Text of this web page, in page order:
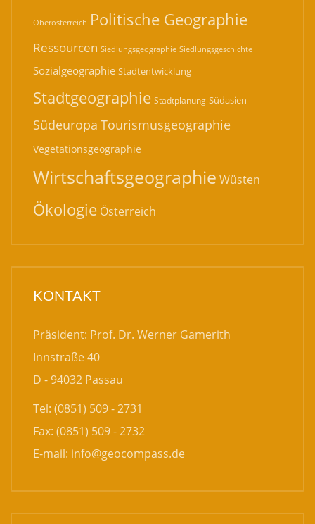
Oberösterreich Politische Geographie
Ressourcen Siedlungsgeographie Siedlungsgeschichte
Sozialgeographie Stadtentwicklung
Stadtgeographie Stadtplanung Südasien
Südeuropa Tourismusgeographie
Vegetationsgeographie
Wirtschaftsgeographie Wüsten
Ökologie Österreich
KONTAKT
Präsident: Prof. Dr. Werner Gamerith
Innstraße 40
D - 94032 Passau
Tel: (0851) 509 - 2731
Fax: (0851) 509 - 2732
E-mail: info@geocompass.de